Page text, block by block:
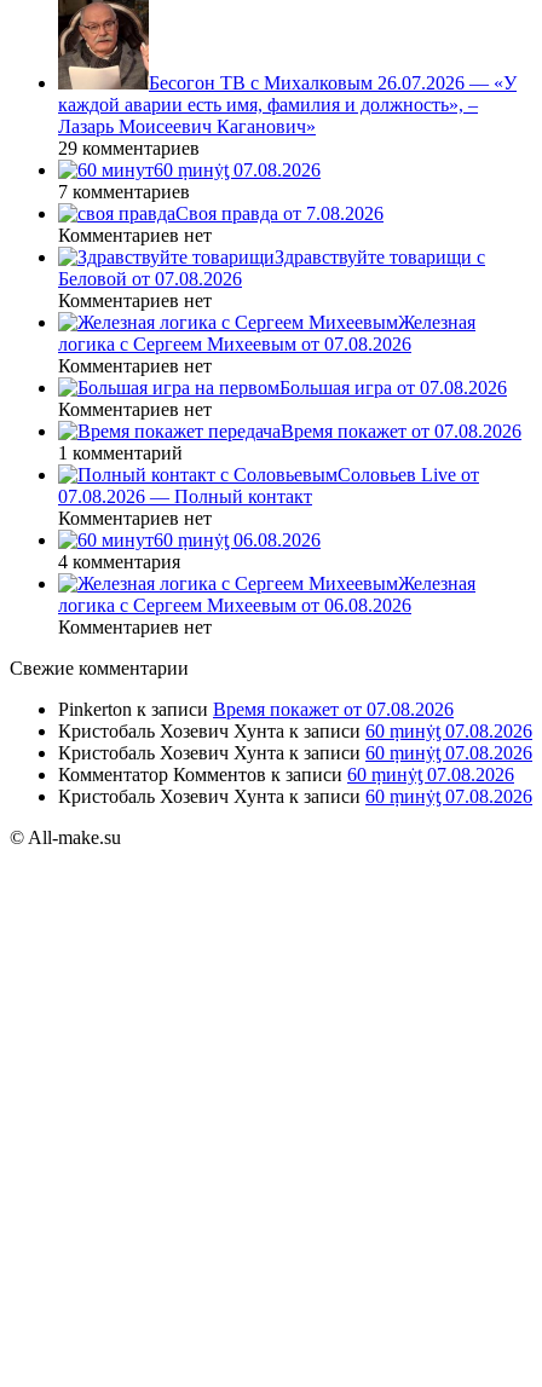
Бесогон ТВ с Михалковым 26.07.2026 — «У
каждой аварии есть имя, фамилия и должность», –
Лазарь Моисеевич Каганович»
29 комментариев
60 ṃинẏƫ 07.08.2026
7 комментариев
Своя правда от 7.08.2026
Комментариев нет
Здравствуйте товарищи с
Беловой от 07.08.2026
Комментариев нет
Железная
логика с Сергеем Михеевым от 07.08.2026
Комментариев нет
Большая игра от 07.08.2026
Комментариев нет
Время покажет от 07.08.2026
1 комментарий
Соловьев Live от
07.08.2026 — Полный контакт
Комментариев нет
60 ṃинẏƫ 06.08.2026
4 комментария
Железная
логика с Сергеем Михеевым от 06.08.2026
Комментариев нет
Свежие комментарии
Pinkerton к записи Время покажет от 07.08.2026
Кристобаль Хозевич Хунта к записи 60 ṃинẏƫ 07.08.2026
Кристобаль Хозевич Хунта к записи 60 ṃинẏƫ 07.08.2026
Комментатор Комментов к записи 60 ṃинẏƫ 07.08.2026
Кристобаль Хозевич Хунта к записи 60 ṃинẏƫ 07.08.2026
© All-make.su